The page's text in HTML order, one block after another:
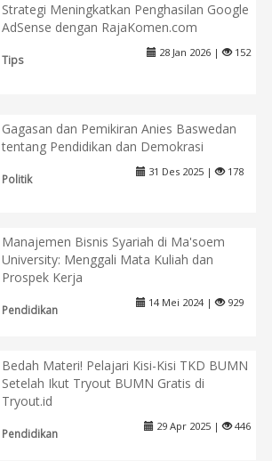
Strategi Meningkatkan Penghasilan Google
AdSense dengan RajaKomen.com
Tips
28 Jan 2026 | 152
Gagasan dan Pemikiran Anies Baswedan
tentang Pendidikan dan Demokrasi
Politik
31 Des 2025 | 178
Manajemen Bisnis Syariah di Ma'soem
University: Menggali Mata Kuliah dan
Prospek Kerja
Pendidikan
14 Mei 2024 | 929
Bedah Materi! Pelajari Kisi-Kisi TKD BUMN
Setelah Ikut Tryout BUMN Gratis di
Tryout.id
Pendidikan
29 Apr 2025 | 446